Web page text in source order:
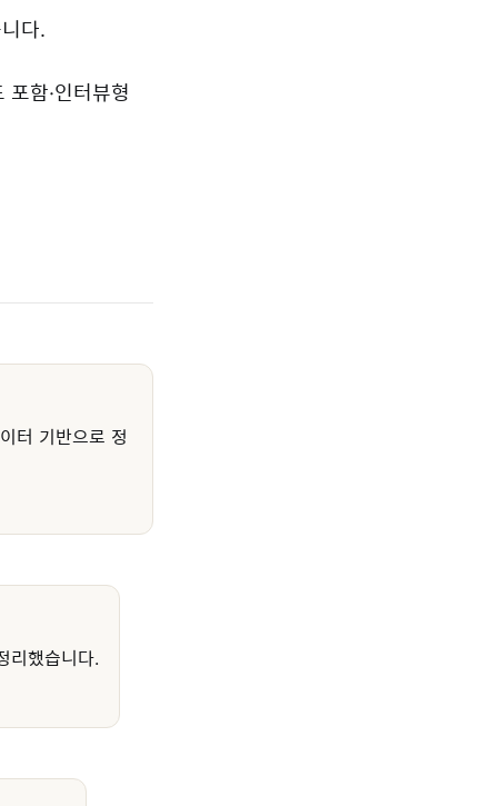
다.
함·인터뷰형
터 기반으로 정
리했습니다.